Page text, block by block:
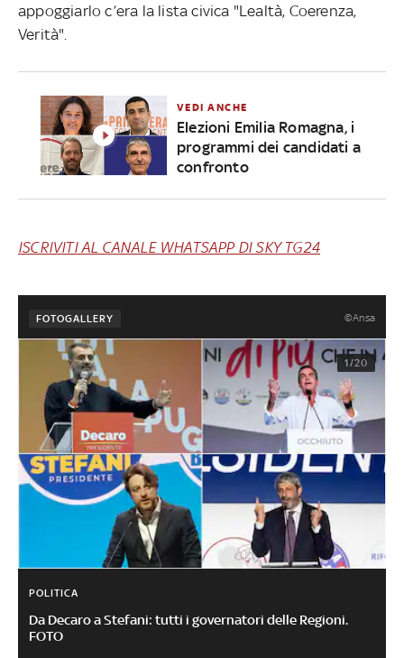
appoggiarlo c’era la lista civica "Lealtà, Coerenza,
Verità".
VEDI ANCHE
Elezioni Emilia Romagna, i
programmi dei candidati a
confronto
ISCRIVITI AL CANALE WHATSAPP DI SKY TG24
FOTOGALLERY ©Ansa
1/20
POLITICA
Da Decaro a Stefani: tutti i governatori delle Regioni.
FOTO